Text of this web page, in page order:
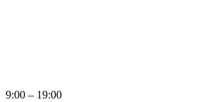
9:00 – 19:00